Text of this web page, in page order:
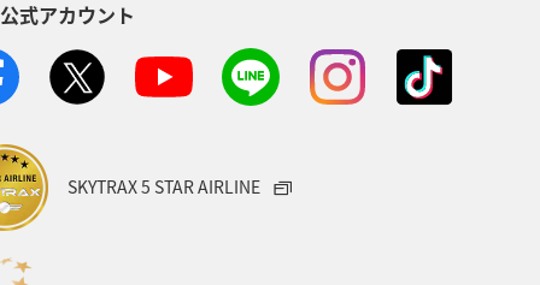
式アカウント
SKYTRAX 5 STAR AIRLINE